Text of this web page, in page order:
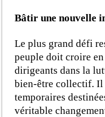
Bâtir une nouvelle
Le plus grand défi
peuple doit croire en
dirigeants dans la
bien-être collectif. Il
temporaires
véritable